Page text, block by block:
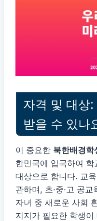
자격 및 대상
받을 수 있나
이 중요한 북한배경학
한민국에 입국하여 학
대상으로 합니다. 교
관하며, 초·중·고 공
자녀 중 새로운 사회
지지가 필요한 학생이